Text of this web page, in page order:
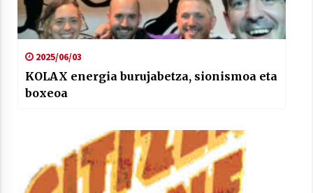
2025/06/03
KOLAX energia burujabetza, sionismoa eta
boxeoa